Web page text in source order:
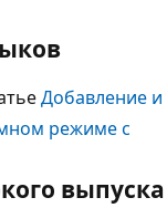
Добавление и
режиме с
выпуска